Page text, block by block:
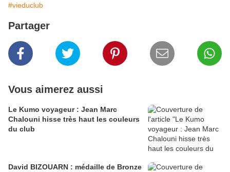
#vieduclub
Partager
Vous aimerez aussi
Le Kumo voyageur : Jean Marc
Chalouni hisse très haut les couleurs
du club
David BIZOUARN : médaille de Bronze